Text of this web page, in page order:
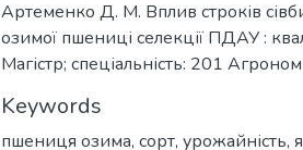
Артеменко Д. М. Вплив строків
озимої пшениці селекції ПДАУ :
Магістр; спеціальність: 201
Keywords
пшениця озима, сорт, урожайність,